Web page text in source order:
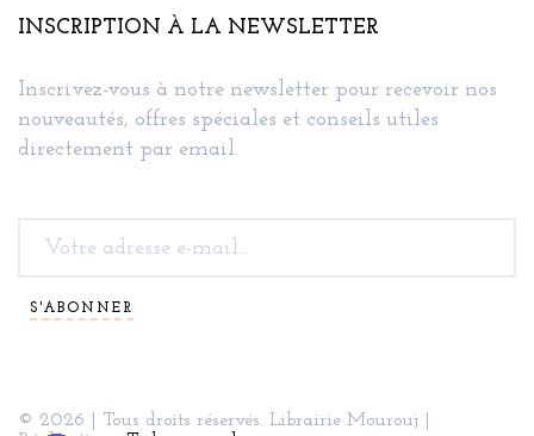
INSCRIPTION À LA NEWSLETTER
Inscrivez-vous à notre newsletter pour recevoir nos
nouveautés, offres spéciales et conseils utiles
directement par email.
S'ABONNER
© 2026 | Tous droits réservés. Librairie Mourouj |